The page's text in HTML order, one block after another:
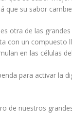
que su sabor
otra de las
con un compuesto
en las células
para activar la
de nuestros